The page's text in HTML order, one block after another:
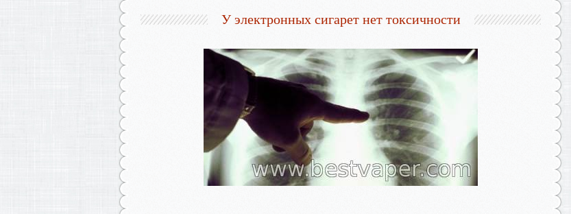
У электронных сигарет нет токсичности